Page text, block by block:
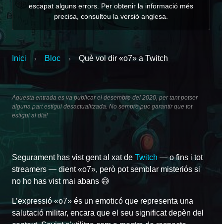
escapat alguns errors. Per obtenir la informació més
precisa, consulteu la versió anglesa.
Inici › Bloc › Què vol dir «o7» a Twitch
Aquesta entrada es va publicar el desembre del 2020, per tant potser
alguna part estigui desactualitzada. No sempre puc garantir que tot
estigui al dia!
Segurament has vist gent al xat de Twitch — o fins i tot
streamers — dient «o7», però pot semblar misteriós si
no ho has vist mai abans 😅
L’expressió «o7» és un emoticó que representa una
salutació militar, encara que el seu significat depèn del